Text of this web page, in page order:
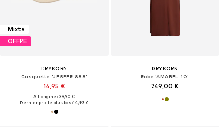
Mixte
OFFRE
DRYKORN
Casquette 'JESPER 888'
14,95 €
À l'origine : 39,90 €
Dernier prix le plus bas :14,93 €
DRYKORN
Robe 'AMABEL 10'
249,00 €